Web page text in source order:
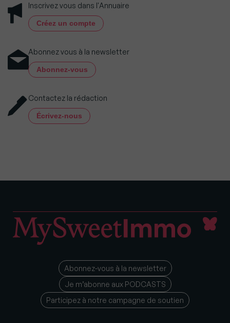
Inscrivez vous dans l'Annuaire
Créez un compte
Abonnez vous à la newsletter
Abonnez-vous
Contactez la rédaction
Écrivez-nous
Abonnez-vous à la newsletter
Je m’abonne aux PODCASTS
Participez à notre campagne de soutien